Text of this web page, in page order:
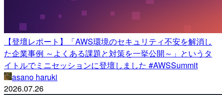
【登壇レポート】「AWS環境のセキュリティ不安を解消し
た企業事例 ～よくある課題と対策を一挙公開～」というタ
イトルでミニセッションに登壇しました #AWSSummit
asano haruki
2026.07.26